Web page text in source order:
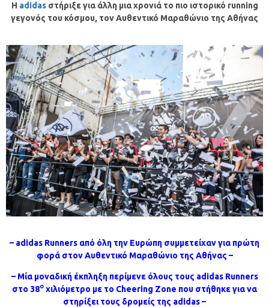
H adidas στήριξε για άλλη μια χρονιά το πιο ιστορικό running
γεγονός του κόσμου, τον Αυθεντικό Μαραθώνιο της Αθήνας
– adidas Runners από όλη την Ευρώπη συμμετείχαν για πρώτη
φορά στον Αυθεντικό Μαραθώνιο της Αθήνας –
– Μία μοναδική έκπληξη περίμενε όλους τους adidas Runners
στο 38ο χιλιόμετρο με το Cheering Zone που στήθηκε για να
στηρίξει τους δρομείς της adidas–